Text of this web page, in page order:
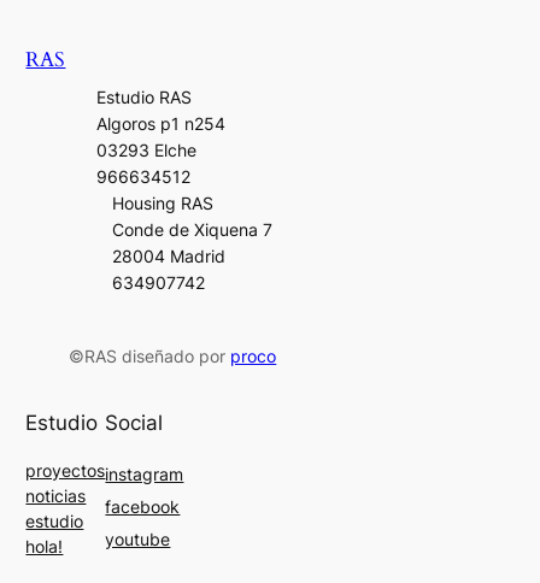
RAS
Estudio RAS
Algoros p1 n254
03293 Elche
966634512
Housing RAS
Conde de Xiquena 7
28004 Madrid
634907742
©RAS diseñado por proco
Estudio
proyectos
noticias
estudio
hola!
Social
instagram
facebook
youtube